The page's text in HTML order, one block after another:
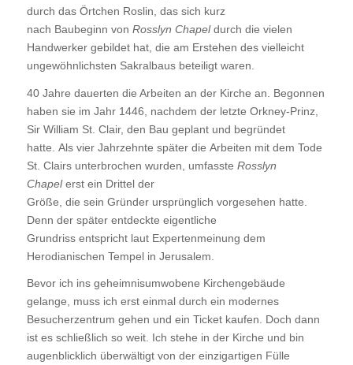
durch das Örtchen Roslin, das sich kurz
nach Baubeginn von Rosslyn Chapeldurch die vielen
Handwerker gebildet hat, die am Erstehen des vielleicht
ungewöhnlichsten Sakralbaus beteiligt waren.
40 Jahre dauerten die Arbeiten an der Kirche an. Begonnen
haben sie im Jahr 1446, nachdem der letzte Orkney-Prinz,
Sir William St. Clair, den Bau geplant und begründet
hatte. Als vier Jahrzehnte später die Arbeiten mit dem Tode
St. Clairs unterbrochen wurden, umfasste Rosslyn
Chapelerst ein Drittel der
Größe, die sein Gründer ursprünglich vorgesehen hatte.
Denn der später entdeckte eigentliche
Grundriss entspricht laut Expertenmeinung dem
Herodianischen Tempel in Jerusalem.
Bevor ich ins geheimnisumwobene Kirchengebäude
gelange, muss ich erst einmal durch ein modernes
Besucherzentrum gehen und ein Ticket kaufen. Doch dann
ist es schließlich so weit. Ich stehe in der Kirche und bin
augenblicklich überwältigt von der einzigartigen Fülle